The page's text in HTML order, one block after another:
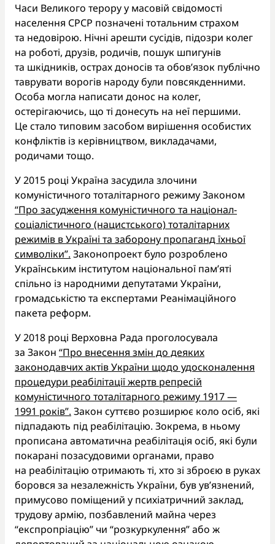
Часи Великого терору у масовій свідомості
населення СРСР позначені тотальним страхом
та недовірою. Нічні арешти сусідів, підозри колег
на роботі, друзів, родичів, пошук шпигунів
та шкідників, острах доносів та обов’язок публічно
таврувати ворогів народу були повсякденними.
Особа могла написати донос на колег,
остерігаючись, що ті донесуть на неї першими.
Це стало типовим засобом вирішення особистих
конфліктів із керівництвом, викладачами,
родичами тощо.
У 2015 році Україна засудила злочини
комуністичного тоталітарного режиму Законом
“Про засудження комуністичного та націонал-
соціалістичного (нацистського) тоталітарних
режимів в Україні та заборону пропаганд їхньої
символіки”. Законопроект було розроблено
Українським інститутом національної пам’яті
спільно із народними депутатами України,
громадськістю та експертами Реанімаційного
пакета реформ.
У 2018 році Верховна Рада проголосувала
за Закон “Про внесення змін до деяких
законодавчих актів України щодо удосконалення
процедури реабілітації жертв репресій
комуністичного тоталітарного режиму 1917 —
1991 років”. Закон суттєво розширює коло осіб, які
підпадають під реабілітацію. Зокрема, в ньому
прописана автоматична реабілітація осіб, які були
покарані позасудовими органами, право
на реабілітацію отримають ті, хто зі зброєю в руках
боровся за незалежність України, був ув’язнений,
примусово поміщений у психіатричний заклад,
трудову армію, позбавлений майна через
“експропріацію” чи “розкуркулення” або ж